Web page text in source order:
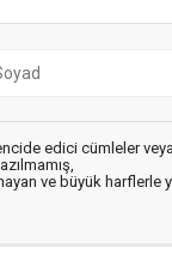
edici cümleler
ve büyük harflerle